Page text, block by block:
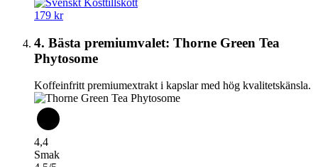
179 kr
4. Bästa premiumvalet: Thorne Green Tea
Phytosome
Koffeinfritt premiumextrakt i kapslar med hög kvalitetskänsla.
4,4
Smak